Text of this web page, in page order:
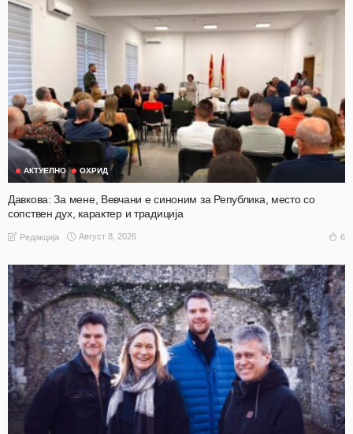
АКТУЕЛНО ОХРИД
Давкова: За мене, Вевчани е синоним за Република, место со
сопствен дух, карактер и традиција
Редакција Август 8, 2026 6